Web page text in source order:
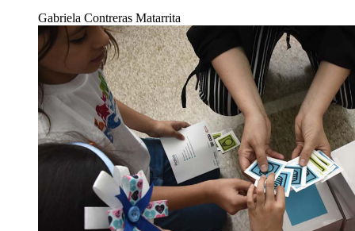
Gabriela Contreras Matarrita